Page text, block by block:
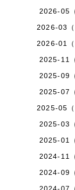
2026-05
2026-03（
2026-01（
2025-11
2025-09
2025-07
2025-05（
2025-03
2025-01
2024-11
2024-09